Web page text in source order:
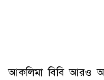
আকলিমা বিবি আরও